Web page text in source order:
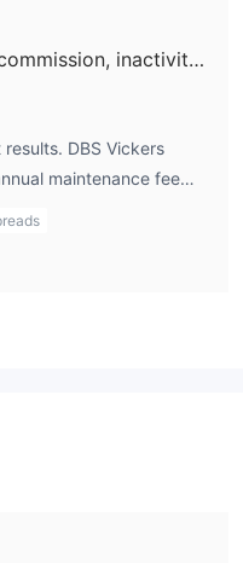
양한 기술 지표 및 기본 가
결합하여 최적의 투자 통찰
은 트레이더가 시장에 효과
제공합니다.
계산하는 데 도움을 주어
trading for forex.
as DBS Vickers is not aWhat are the fees, spreads, commission, inactivity fee, deposit or withdrawal fees for DBS Vickers?
DBS Vickers
maintenance fee
Custodian fee
if at least two
buy trades cost 0.12%
when converting
figures are not